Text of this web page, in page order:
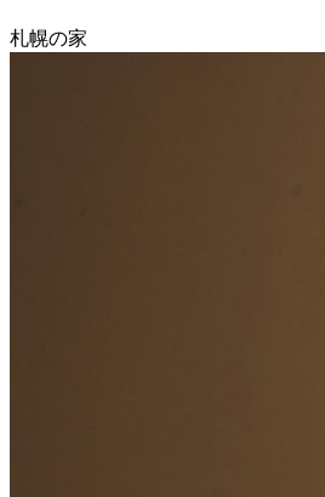
札幌の家